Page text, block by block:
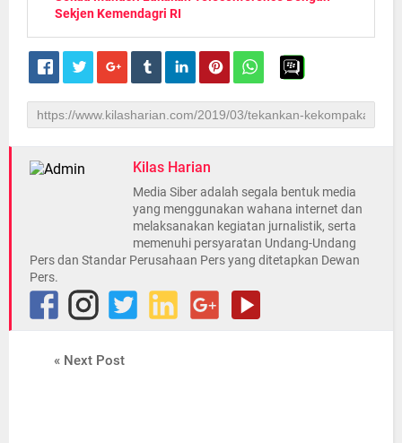
Sekjen Kemendagri RI
Kilas Harian
Media Siber adalah segala bentuk media
yang menggunakan wahana internet dan
melaksanakan kegiatan jurnalistik, serta
memenuhi persyaratan Undang-Undang
Pers dan Standar Perusahaan Pers yang ditetapkan Dewan
Pers.
« Next Post